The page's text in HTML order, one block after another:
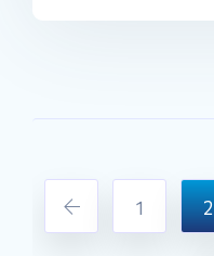
1 2